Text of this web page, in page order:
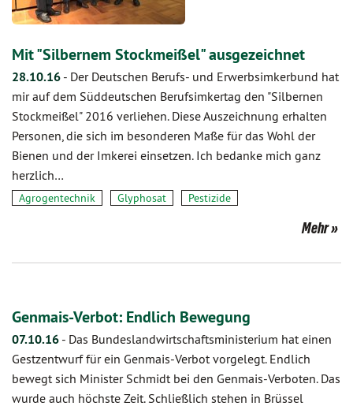
Mit "Silbernem Stockmeißel" ausgezeichnet
28.10.16 - Der Deutschen Berufs- und Erwerbsimkerbund hat
mir auf dem Süddeutschen Berufsimkertag den "Silbernen
Stockmeißel" 2016 verliehen. Diese Auszeichnung erhalten
Personen, die sich im besonderen Maße für das Wohl der
Bienen und der Imkerei einsetzen. Ich bedanke mich ganz
herzlich…
Agrogentechnik Glyphosat Pestizide
Mehr
Genmais-Verbot: Endlich Bewegung
07.10.16 - Das Bundeslandwirtschaftsministerium hat einen
Gestzentwurf für ein Genmais-Verbot vorgelegt. Endlich
bewegt sich Minister Schmidt bei den Genmais-Verboten. Das
wurde auch höchste Zeit. Schließlich stehen in Brüssel